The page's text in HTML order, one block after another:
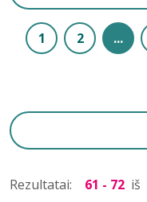
1 2 ...
Rezultatai: 61 - 72 iš